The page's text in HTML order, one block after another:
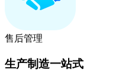
售后管理
生产制造一站式